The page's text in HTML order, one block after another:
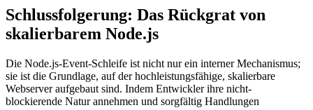
Schlussfolgerung: Das Rückgrat von
skalierbarem Node.js
Die Node.js-Event-Schleife ist nicht nur ein interner Mechanismus;
sie ist die Grundlage, auf der hochleistungsfähige, skalierbare
Webserver aufgebaut sind. Indem Entwickler ihre nicht-
blockierende Natur annehmen und sorgfältig Handlungen